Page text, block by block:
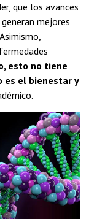
que los avances
mejores
esto no tiene
es el bienestar y